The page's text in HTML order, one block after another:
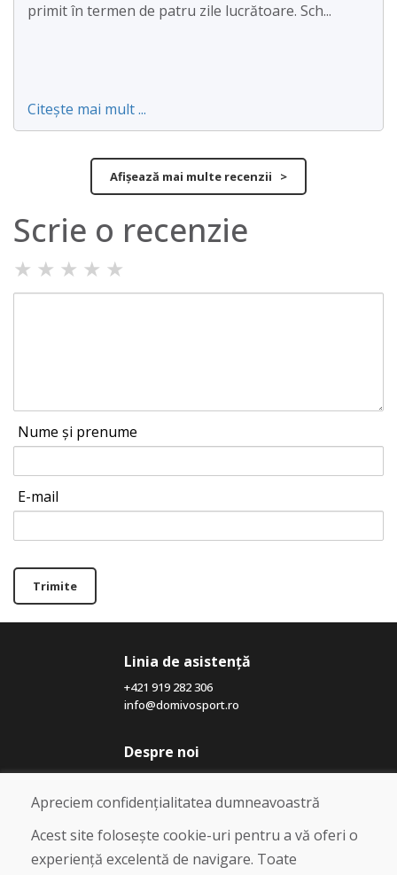
primit în termen de patru zile lucrătoare. Sch...
Citește mai mult ...
Afișează mai multe recenzii >
Scrie o recenzie
★ ★ ★ ★ ★
Nume și prenume
E-mail
Trimite
Linia de asistență
+421 919 282 306
info@domivosport.ro
Despre noi
Blog
Despre noi
Magazin
Contact
Apreciem confidențialitatea dumneavoastră
Acest site folosește cookie-uri pentru a vă oferi o
experiență excelentă de navigare. Toate